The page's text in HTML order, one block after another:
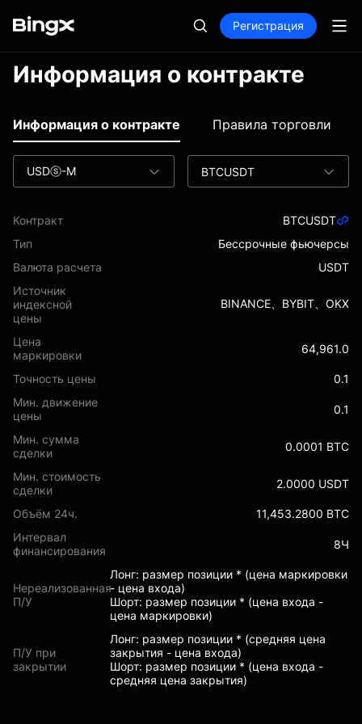
Регистрация
Информация о контракте
Информация о контракте Правила торговли
USDⓢ-M BTCUSDT
Контракт
BTCUSDT
Тип
Бессрочные фьючерсы
Валюта расчета
USDT
Источник
индексной
цены
BINANCE、BYBIT、OKX
Цена
маркировки
64,961.0
Точность цены
0.1
Мин. движение
цены
0.1
Мин. сумма
сделки
0.0001 BTC
Мин. стоимость
сделки
2.0000 USDT
Объём 24ч.
11,453.2800 BTC
Интервал
финансирования
8Ч
Нереализованная
П/У
Лонг: размер позиции * (цена маркировки
- цена входа)
Шорт: размер позиции * (цена входа -
цена маркировки)
П/У при
закрытии
Лонг: размер позиции * (средняя цена
закрытия - цена входа)
Шорт: размер позиции * (цена входа -
средняя цена закрытия)